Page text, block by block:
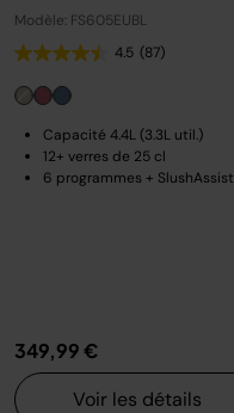
Modèle: FS605EUBL
4.5 (87)
Capacité 4.4L (3.3L util.)
12+ verres de 25 cl
6 programmes + SlushAssist
349,99 €
Voir les détails